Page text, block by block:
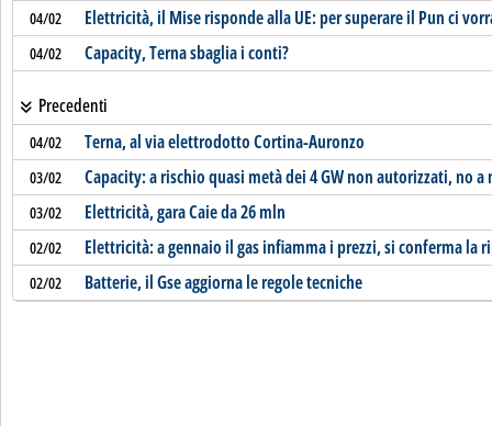
04/02 Elettricità, il Mise risponde alla UE: per superare il Pun ci
04/02 Capacity, Terna sbaglia i conti?
Precedenti
04/02 Terna, al via elettrodotto Cortina-Auronzo
03/02 Capacity: a rischio quasi metà dei 4 GW non autorizzati, no
03/02 Elettricità, gara Caie da 26 mln
02/02 Elettricità: a gennaio il gas infiamma i prezzi, si conferma la
02/02 Batterie, il Gse aggiorna le regole tecniche